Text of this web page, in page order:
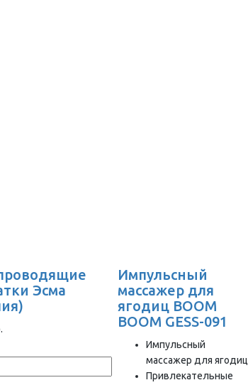
Эсма
Импульсный
массажер для
ягодиц BOOM
BOOM GESS-091
Импульсный
массажер для ягодиц
Привлекательные